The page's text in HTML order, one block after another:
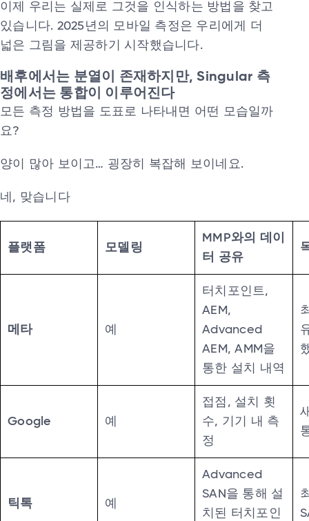
이제 우리는 실제로 그것을 인식하는 방법을 찾고
있습니다. 2025년의 모바일 측정은 우리에게 더
넓은 그림을 제공하기 시작했습니다.
배후에서는 분열이 존재하지만, Singular 측
정에서는 통합이 이루어진다
모든 측정 방법을 도표로 나타내면 어떤 모습일까
요?
양이 많아 보이고… 굉장히 복잡해 보이네요.
네, 맞습니다
플랫폼 모델링
MMP와의 데이
터 공유
메타 예
터치포인트,
AEM,
Advanced
AEM, AMM을
통한 설치 내역
Google 예
접점, 설치 횟
수, 기기 내 측
정
틱톡 예
Advanced
SAN을 통해 설
치된 터치포인